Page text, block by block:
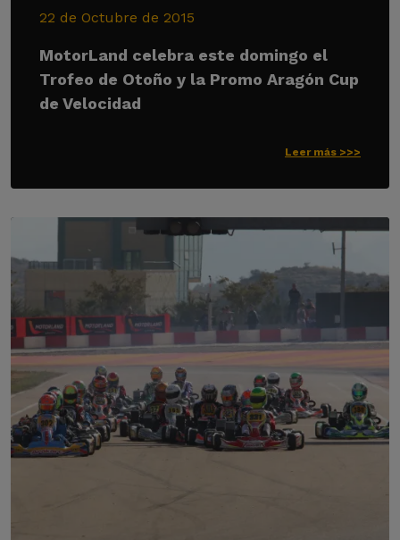
22 de Octubre de 2015
MotorLand celebra este domingo el
Trofeo de Otoño y la Promo Aragón Cup
de Velocidad
Leer más >>>